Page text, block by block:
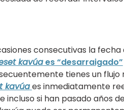
consecutivas la fecha
kavúaes “desarraigado”
tienes un
kavúaes inmediatamente
incluso si han pasado años